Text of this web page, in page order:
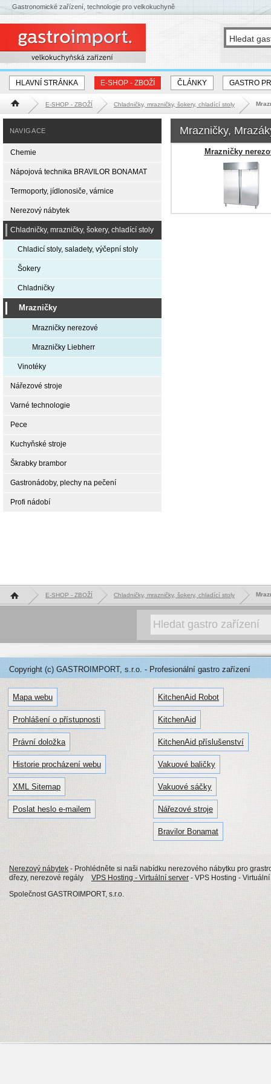
HLAVNÍ STRÁNKA E-SHOP - ZBOŽÍ ČLÁNKY GASTRO
Hlavní stránka E-SHOP - ZBOŽÍ Chladničky, mrazničky, šokery, chladící stoly
Mrazničky,
Mrazničky
NAVIGACE
Chemie
Nápojová technika BRAVILOR BONAMAT
Termoporty, jídlonosiče, várnice
Nerezový nábytek
Chladničky, mrazničky, šokery, chladící stoly
Chladicí stoly, saladety, výčepní stoly
Šokery
Chladničky
Mrazničky
Mrazničky nerezové
Mrazničky Liebherr
Vinotéky
Nářezové stroje
Varné technologie
Pece
Kuchyňské stroje
Škrabky brambor
Gastronádoby, plechy na pečení
Profi nádobí
Gastronomické zařízení, technologie pro velkokuchyně
Hlavní stránka E-SHOP - ZBOŽÍ Chladničky, mrazničky, šokery, chladící stoly
Copyright (c) GASTROIMPORT, s.r.o. - Profesionální gastro zařízení
Mapa webu
Prohlášení o přístupnosti
Právní doložka
Historie procházení webu
XML Sitemap
Poslat heslo e-mailem
KitchenAid Robot
KitchenAid
KitchenAid příslušenství
Vakuové baličky
Vakuové sáčky
Nářezové stroje
Bravilor Bonamat
Nerezový nábytek - Prohlédněte si naši nabídku nerezového nábytku pro
dřezy, nerezové regály
VPS Hosting - Virtuální server - VPS Hosting -
Společnost GASTROIMPORT, s.r.o.